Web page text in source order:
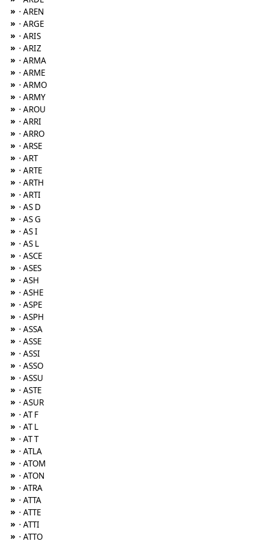
» · AREN
» · ARGE
» · ARIS
» · ARIZ
» · ARMA
» · ARME
» · ARMO
» · ARMY
» · AROU
» · ARRI
» · ARRO
» · ARSE
» · ART
» · ARTE
» · ARTH
» · ARTI
» · AS D
» · AS G
» · AS I
» · AS L
» · ASCE
» · ASES
» · ASH
» · ASHE
» · ASPE
» · ASPH
» · ASSA
» · ASSE
» · ASSI
» · ASSO
» · ASSU
» · ASTE
» · ASUR
» · AT F
» · AT L
» · AT T
» · ATLA
» · ATOM
» · ATON
» · ATRA
» · ATTA
» · ATTE
» · ATTI
» · ATTO